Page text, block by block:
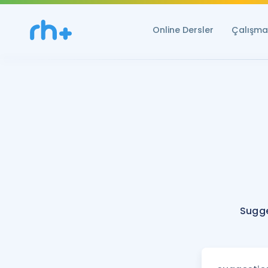
Online Dersler